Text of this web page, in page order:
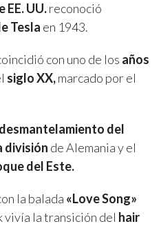
EE. UU.reconoció
Tesla en 1943.
con uno de los años
siglo XX,marcado por el
del
división de Alemania y el
del Este.
la balada «Love Song»
vivía la transición del hair